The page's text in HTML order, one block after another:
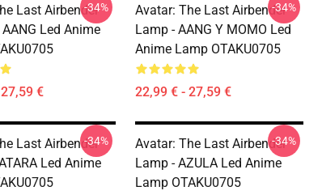
Last Airbender
Led Anime
€
-34%
Avatar: The Last Airbender
Lamp - AANG Y MOMO Led
Anime Lamp OTAKU0705
22,99 € - 27,59 €
-34%
Last Airbender
Led Anime
-34%
Avatar: The Last Airbender
Lamp - AZULA Led Anime
Lamp OTAKU0705
-34%